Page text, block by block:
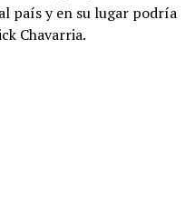
país y en su lugar podría
Chavarria.